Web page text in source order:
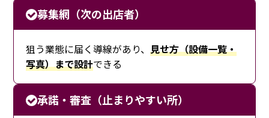
募集網（次の出店者）
狙う業態に届く導線があり、見せ方（設備一覧・
写真）まで設計できる
承諾・審査（止まりやすい所）